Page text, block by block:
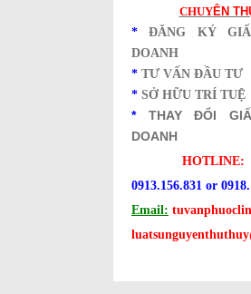
nghiệp, tư vấn đầu tư, đăng ký sở hữu trí
CHUYÊN
*ĐĂNG KÝ
DOANH
* TƯ VẤN ĐẦU TƯ
* SỞ HỮU TRÍ TUỆ
* THAY ĐỔI
DOANH
HOTLINE:
0913.156.831 or
Email: